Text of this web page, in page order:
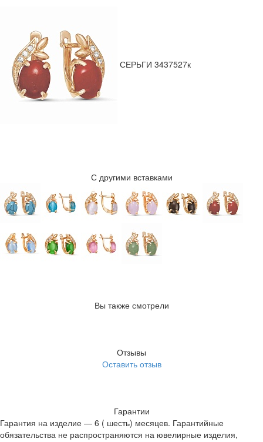
СЕРЬГИ 3437527к
С другими вставками
Вы также смотрели
Отзывы
Оставить отзыв
Гарантии
Гарантия на изделие — 6 ( шесть) месяцев. Гарантийные
обязательства не распространяются на ювелирные изделия,